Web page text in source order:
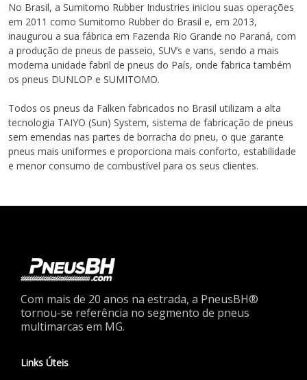
No Brasil, a Sumitomo Rubber Industries iniciou suas operações
em 2011 como Sumitomo Rubber do Brasil e, em 2013,
inaugurou a sua fábrica em Fazenda Rio Grande no Paraná, com
a produção de pneus de passeio, SUV’s e vans, sendo a mais
moderna unidade fabril de pneus do País, onde fabrica também
os pneus DUNLOP e SUMITOMO.
Todos os pneus da Falken fabricados no Brasil utilizam a alta
tecnologia TAIYO (Sun) System, sistema de fabricação de pneus
sem emendas nas partes de borracha do pneu, o que garante
pneus mais uniformes e proporciona mais conforto, estabilidade
e menor consumo de combustível para os seus clientes.
Com mais de 20 anos na estrada, a PneusBH®
tornou-se referência no segmento de pneus
multimarcas em MG.
Links Úteis